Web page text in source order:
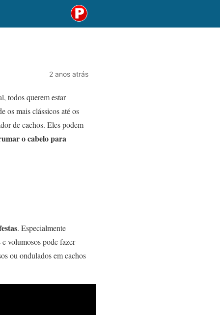
2 anos atrás
todos querem estar
os mais clássicos até os
de cachos. Eles podem
o cabelo para
. Especialmente
volumosos pode fazer
ou ondulados em cachos